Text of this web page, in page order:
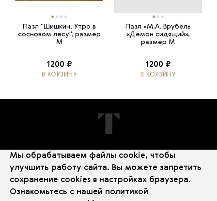
Пазл "Шишкин. Утро в
сосновом лесу", размер
M
1200 ₽
В КОРЗИНУ
Пазл «М.А. Врубель
«Демон сидящий»,
размер М
1200 ₽
В КОРЗИНУ
ПОДПИШИТЕСЬ НА НОВОСТИ
Мы обрабатываем файлы cookie, чтобы
улучшить работу сайта. Вы можете запретить
сохранение cookies в настройках браузера.
Ознакомьтесь с нашей политикой